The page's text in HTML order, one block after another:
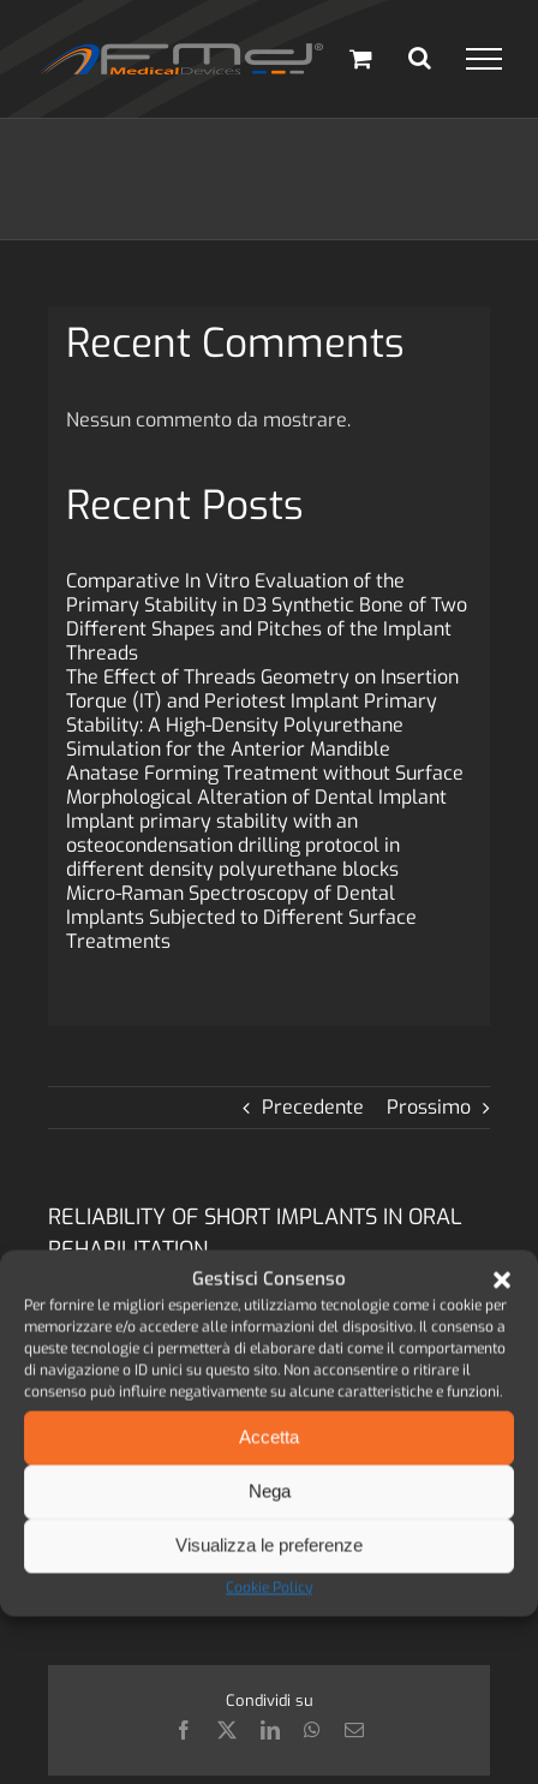
Gestisci Consenso
Per fornire le migliori esperienze, utilizziamo tecnologie come i cookie per
memorizzare e/o accedere alle informazioni del dispositivo. Il consenso a
queste tecnologie ci permetterà di elaborare dati come il comportamento
di navigazione o ID unici su questo sito. Non acconsentire o ritirare il
consenso può influire negativamente su alcune caratteristiche e funzioni.
Accetta
Nega
Visualizza le preferenze
Cookie Policy
contenuto
Precedente Prossimo
RELIABILITY OF SHORT IMPLANTS IN ORAL
REHABILITATION
The purpose of this retrospective study was to
focus on the success rate of 148 short implants.
AUTORE:M. ANDREASI BASSI, M. A. LOPEZ, L.
CONFALONE, S. FANALI, V. CANDOTTO, F. CARINCI
//PUBBLICAZIONE:European Journal of
Inflammation – Vol. 10, no. 2 (S), 27-30 (2012)
//DATA:2012 //LINGUA:eng //PAROLA CHIAVE:
implant, survival rate, success rate, short
implants, bone resorption //
SCARICA PDF >>
Condividi su
Facebook LinkedInWhatsApp
Email
Recent Comments
Nessun commento da mostrare.
Recent Posts
Comparative In Vitro Evaluation of the
Primary Stability in D3 Synthetic Bone of Two
Different Shapes and Pitches of the Implant
Threads
The Effect of Threads Geometry on Insertion
Torque (IT) and Periotest Implant Primary
Stability: A High-Density Polyurethane
Simulation for the Anterior Mandible
Anatase Forming Treatment without Surface
Morphological Alteration of Dental Implant
Implant primary stability with an
osteocondensation drilling protocol in
different density polyurethane blocks
Micro-Raman Spectroscopy of Dental
Implants Subjected to Different Surface
Treatments